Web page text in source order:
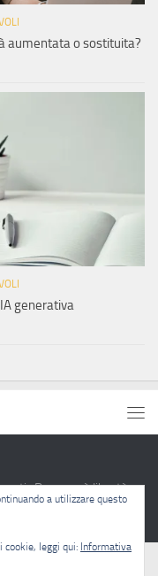
aumentata o sostituita?
generativa
· Pensare è libertà.
a utilizzare questo
cookie, leggi qui: Informativa